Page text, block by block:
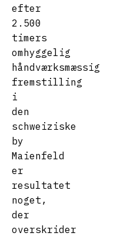
efter
2.500
timers
omhyggelig
håndværksmæssig
fremstilling
i
den
schweiziske
by
Maienfeld
er
resultatet
noget,
der
overskrider